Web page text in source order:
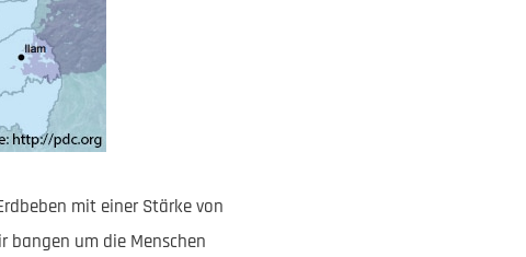
mit einer Stärke von
bangen um die Menschen